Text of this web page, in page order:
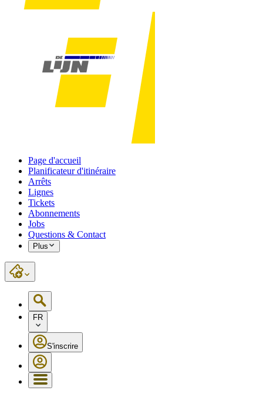
Page d'accueil
Planificateur d'itinéraire
Arrêts
Lignes
Tickets
Abonnements
Jobs
Questions & Contact
Plus
FR
S'inscrire